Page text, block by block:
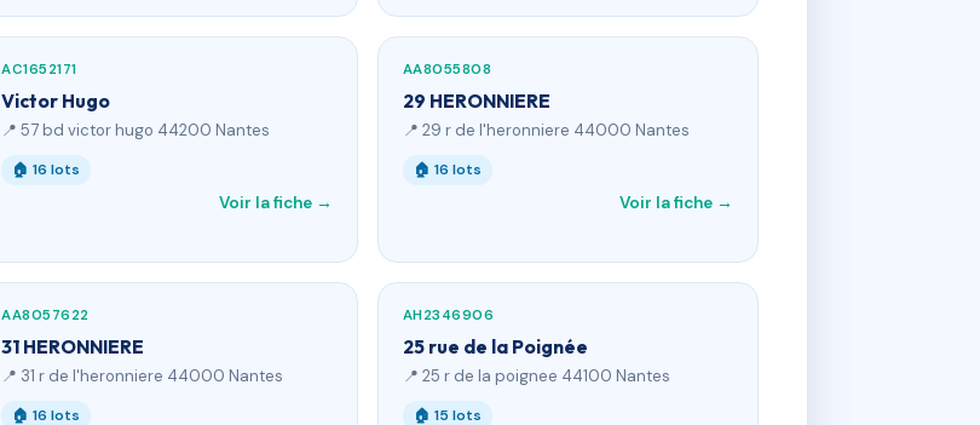
AC1652171
Victor Hugo
📍 57 bd victor hugo 44200 Nantes
🏠 16 lots
Voir la fiche →
AA8055808
29 HERONNIERE
📍 29 r de l'heronniere 44000 Nantes
🏠 16 lots
Voir la fiche →
AA8057622
31 HERONNIERE
📍 31 r de l'heronniere 44000 Nantes
🏠 16 lots
AH2346906
25 rue de la Poignée
📍 25 r de la poignee 44100 Nantes
🏠 15 lots